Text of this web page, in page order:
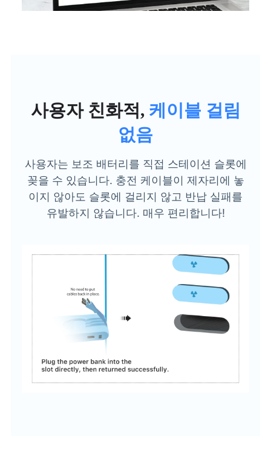
사용자 친화적, 케이블 걸림
없음
사용자는 보조 배터리를 직접 스테이션 슬롯에
꽂을 수 있습니다. 충전 케이블이 제자리에 놓
이지 않아도 슬롯에 걸리지 않고 반납 실패를
유발하지 않습니다. 매우 편리합니다!